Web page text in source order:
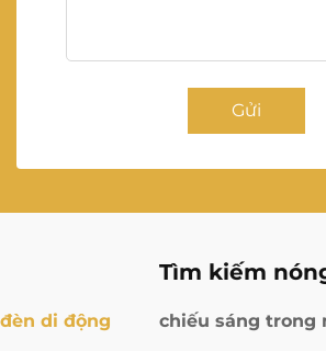
Gửi
Tìm kiếm
đèn di động chiếu sáng trong